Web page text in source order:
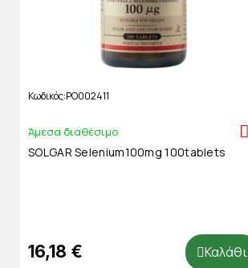
Κωδικός PO002411
Άμεσα διαθέσιμο
SOLGAR Selenium100mg 100tablets
16,18 € Καλάθι